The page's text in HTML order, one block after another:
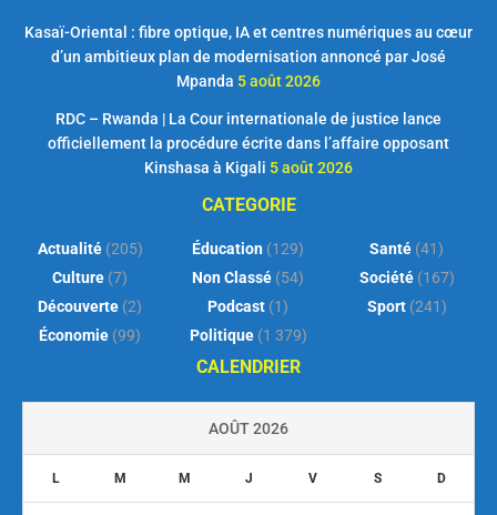
Kasaï-Oriental : fibre optique, IA et centres numériques au cœur
d’un ambitieux plan de modernisation annoncé par José
Mpanda 5 août 2026
RDC – Rwanda | La Cour internationale de justice lance
officiellement la procédure écrite dans l’affaire opposant
Kinshasa à Kigali 5 août 2026
CATEGORIE
Actualité(205)
Culture (7)
Découverte (2)
Économie (99)
Éducation (129)
Non Classé (54)
Podcast (1)
Politique(1 379)
Santé (41)
Société(167)
Sport(241)
CALENDRIER
AOÛT 2026
L M M J V S D